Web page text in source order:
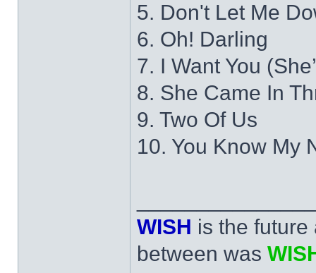
5. Don't Let Me
6. Oh! Darling
7. I Want You
8. She Came In
9. Two Of Us
10. You Know My
WISH is the
between was